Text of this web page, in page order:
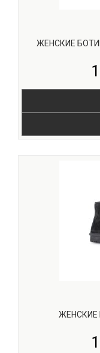
ЖЕНСКИЕ
ЖЕНСКИЕ